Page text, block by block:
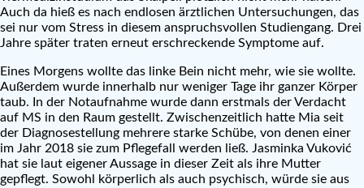
Auch da hieß es nach endlosen ärztlichen Untersuchungen, das
sei nur vom Stress in diesem anspruchsvollen Studiengang. Drei
Jahre später traten erneut erschreckende Symptome auf.
Eines Morgens wollte das linke Bein nicht mehr, wie sie wollte.
Außerdem wurde innerhalb nur weniger Tage ihr ganzer Körper
taub. In der Notaufnahme wurde dann erstmals der Verdacht
auf MS in den Raum gestellt. Zwischenzeitlich hatte Mia seit
der Diagnosestellung mehrere starke Schübe, von denen einer
im Jahr 2018 sie zum Pflegefall werden ließ. Jasminka Vuković
hat sie laut eigener Aussage in dieser Zeit als ihre Mutter
gepflegt. Sowohl körperlich als auch psychisch, würde sie aus